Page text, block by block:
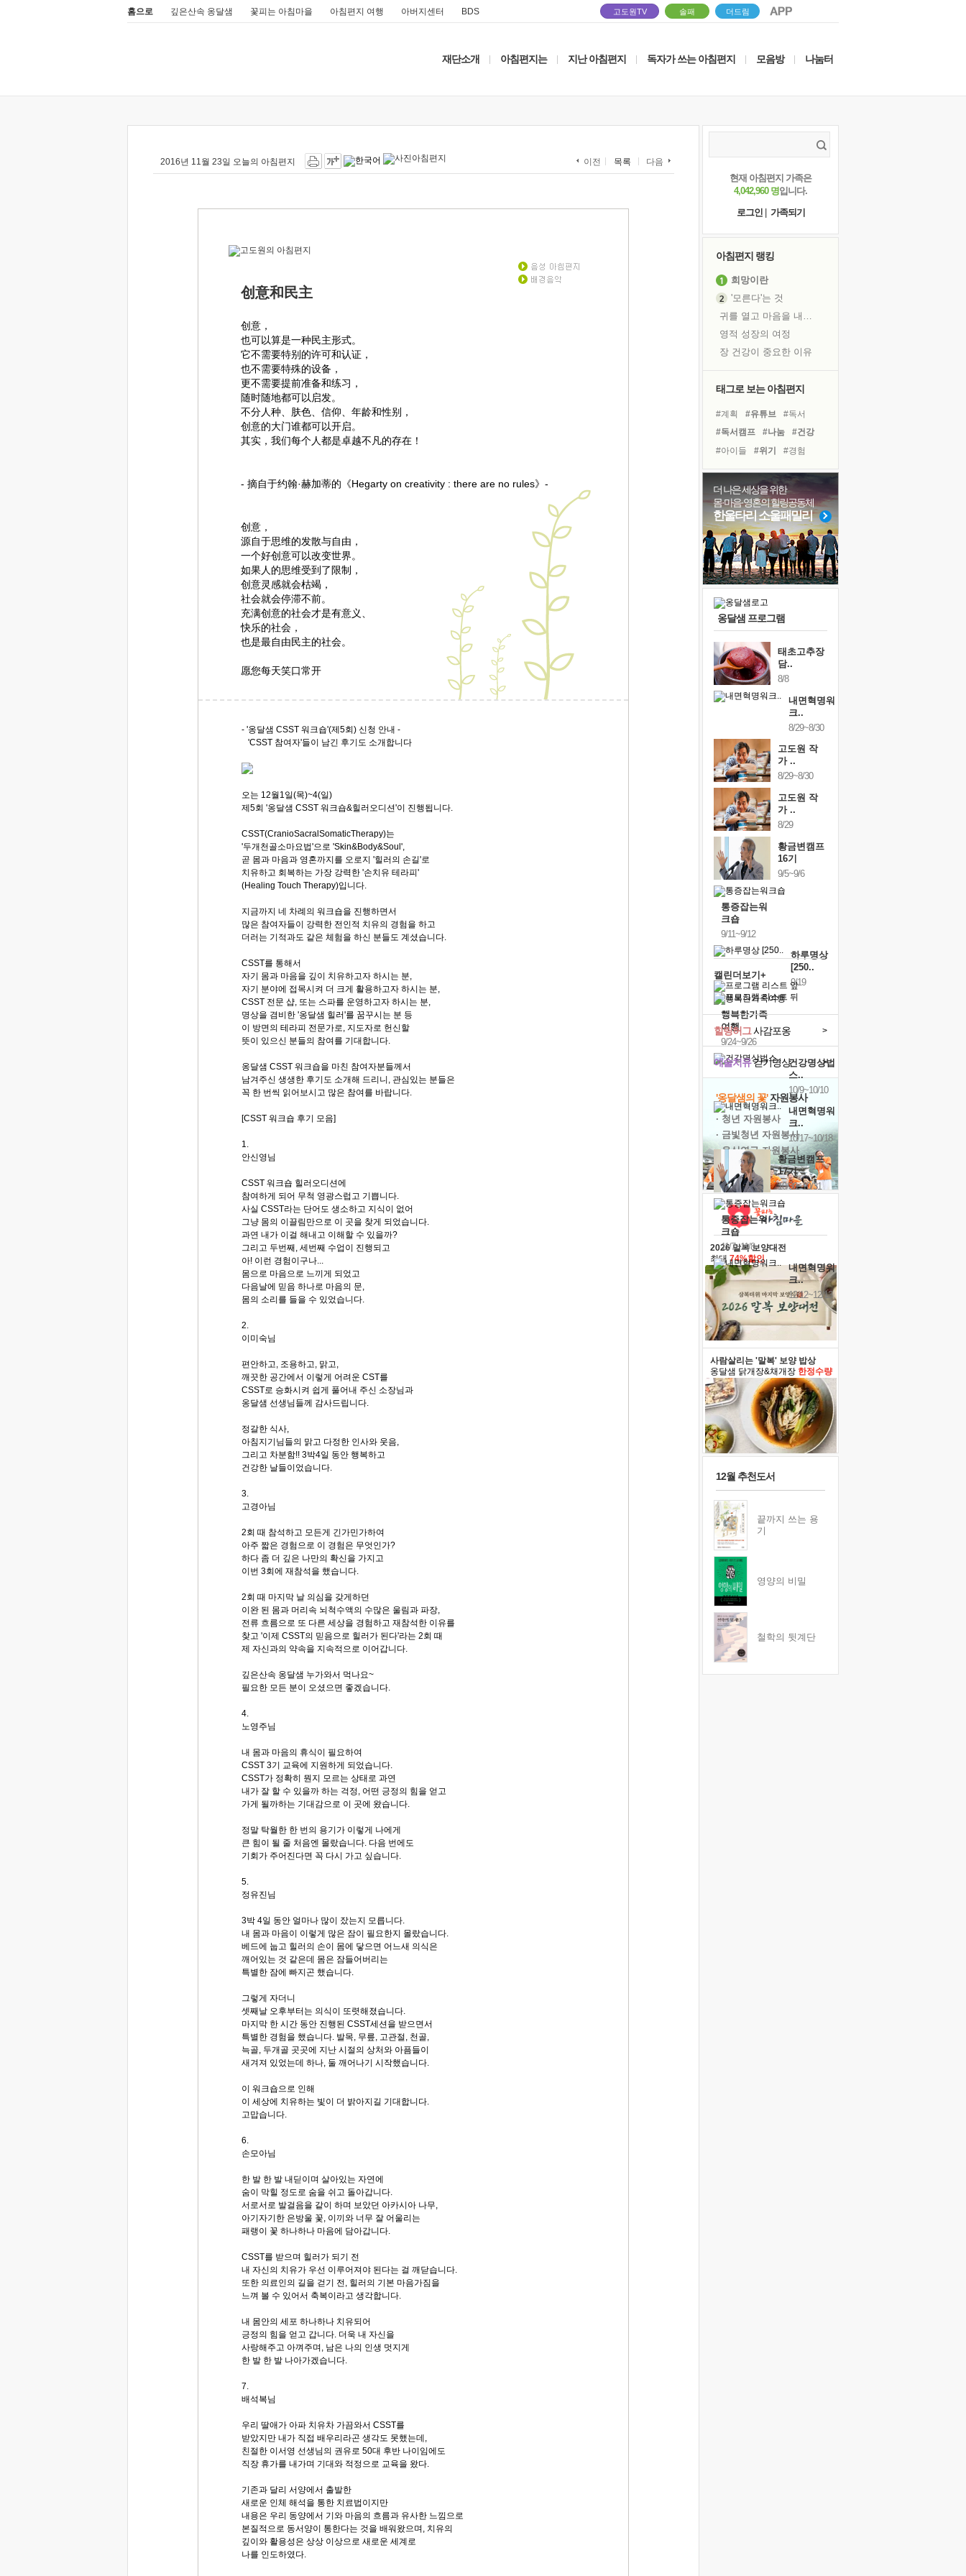
홈으로 깊은산속 옹달샘 꽃피는 아침마을 아침편지 여행 아버지센터 BDS 고도원TV 솔패 더드림
재단소개 아침편지는 지난 아침편지 독자가 쓰는 아침편지 모음방 나눔터
2016년 11월 23일 오늘의 아침편지 이전 목록 다음
创意和民主
创意，
也可以算是一种民主形式。
它不需要特别的许可和认证，
也不需要特殊的设备，
更不需要提前准备和练习，
随时随地都可以启发。
不分人种、肤色、信仰、年龄和性别，
创意的大门谁都可以开启。
其实，我们每个人都是卓越不凡的存在！
- 摘自于约翰·赫加蒂的《Hegarty on creativity : there are no rules》-
创意，
源自于思维的发散与自由，
一个好创意可以改变世界。
如果人的思维受到了限制，
创意灵感就会枯竭，
社会就会停滞不前。
充满创意的社会才是有意义、
快乐的社会，
也是最自由民主的社会。
愿您每天笑口常开
- '옹달샘 CSST 워크숍'(제5회) 신청 안내 -
'CSST 참여자'들이 남긴 후기도 소개합니다
오는 12월1일(목)~4(일)
제5회 '옹달샘 CSST 워크숍&힐러오디션'이 진행됩니다.
CSST(CranioSacralSomaticTherapy)는
'두개천골소마요법'으로 'Skin&Body&Soul',
곧 몸과 마음과 영혼까지를 오로지 '힐러의 손길'로
치유하고 회복하는 가장 강력한 '손치유 테라피'
(Healing Touch Therapy)입니다.
지금까지 네 차례의 워크숍을 진행하면서
많은 참여자들이 강력한 전인적 치유의 경험을 하고
더러는 기적과도 같은 체험을 하신 분들도 계셨습니다.
CSST를 통해서
자기 몸과 마음을 깊이 치유하고자 하시는 분,
자기 분야에 접목시켜 더 크게 활용하고자 하시는 분,
CSST 전문 샵, 또는 스파를 운영하고자 하시는 분,
명상을 겸비한 '옹달샘 힐러'를 꿈꾸시는 분 등
이 방면의 테라피 전문가로, 지도자로 헌신할
뜻이 있으신 분들의 참여를 기대합니다.
옹달샘 CSST 워크숍을 마친 참여자분들께서
남겨주신 생생한 후기도 소개해 드리니, 관심있는 분들은
꼭 한 번씩 읽어보시고 많은 참여를 바랍니다.
[CSST 워크숍 후기 모음]
1.
안신영님
CSST 워크숍 힐러오디션에
참여하게 되어 무척 영광스럽고 기쁩니다.
사실 CSST라는 단어도 생소하고 지식이 없어
그냥 몸의 이끌림만으로 이 곳을 찾게 되었습니다.
과연 내가 이걸 해내고 이해할 수 있을까?
그리고 두번째, 세번째 수업이 진행되고
아! 이런 경험이구나...
몸으로 마음으로 느끼게 되었고
다음날에 믿음 하나로 마음의 문,
몸의 소리를 들을 수 있었습니다.
2.
이미숙님
편안하고, 조용하고, 맑고,
깨끗한 공간에서 이렇게 어려운 CST를
CSST로 승화시켜 쉽게 풀어내 주신 소장님과
옹달샘 선생님들께 감사드립니다.
정갈한 식사,
아침지기님들의 맑고 다정한 인사와 웃음,
그리고 차분함!! 3박4일 동안 행복하고
건강한 날들이었습니다.
3.
고경아님
2회 때 참석하고 모든게 긴가민가하여
아주 짧은 경험으로 이 경험은 무엇인가?
하다 좀 더 깊은 나만의 확신을 가지고
이번 3회에 재참석을 했습니다.
2회 때 마지막 날 의심을 갖게하던
이완 된 몸과 머리속 뇌척수액의 수많은 울림과 파장,
전류 흐름으로 또 다른 세상을 경험하고 재참석한 이유를
찾고 '이제 CSST의 믿음으로 힐러가 된다'라는 2회 때
제 자신과의 약속을 지속적으로 이어갑니다.
깊은산속 옹달샘 누가와서 먹나요~
필요한 모든 분이 오셨으면 좋겠습니다.
4.
노영주님
내 몸과 마음의 휴식이 필요하여
CSST 3기 교육에 지원하게 되었습니다.
CSST가 정확히 뭔지 모르는 상태로 과연
내가 잘 할 수 있을까 하는 걱정, 어떤 긍정의 힘을 얻고
가게 될까하는 기대감으로 이 곳에 왔습니다.
정말 탁월한 한 번의 용기가 이렇게 나에게
큰 힘이 될 줄 처음엔 몰랐습니다. 다음 번에도
기회가 주어진다면 꼭 다시 가고 싶습니다.
5.
정유진님
3박 4일 동안 얼마나 많이 잤는지 모릅니다.
내 몸과 마음이 이렇게 많은 잠이 필요한지 몰랐습니다.
베드에 눕고 힐러의 손이 몸에 닿으면 어느새 의식은
깨어있는 것 같은데 몸은 잠들어버리는
특별한 잠에 빠지곤 했습니다.
그렇게 자더니
셋째날 오후부터는 의식이 또렷해졌습니다.
마지막 한 시간 동안 진행된 CSST세션을 받으면서
특별한 경험을 했습니다. 발목, 무릎, 고관절, 천골,
늑골, 두개골 곳곳에 지난 시절의 상처와 아픔들이
새겨져 있었는데 하나, 둘 깨어나기 시작했습니다.
이 워크숍으로 인해
이 세상에 치유하는 빛이 더 밝아지길 기대합니다.
고맙습니다.
6.
손모아님
한 발 한 발 내딛이며 살아있는 자연에
숨이 막힐 정도로 숨을 쉬고 돌아갑니다.
서로서로 발걸음을 같이 하며 보았던 아카시아 나무,
아기자기한 은방울 꽃, 이끼와 너무 잘 어울리는
패랭이 꽃 하나하나 마음에 담아갑니다.
CSST를 받으며 힐러가 되기 전
내 자신의 치유가 우선 이루어져야 된다는 걸 깨닫습니다.
또한 의료인의 길을 걷기 전, 힐러의 기본 마음가짐을
느껴 볼 수 있어서 축복이라고 생각합니다.
내 몸안의 세포 하나하나 치유되어
긍정의 힘을 얻고 갑니다. 더욱 내 자신을
사랑해주고 아껴주며, 남은 나의 인생 멋지게
한 발 한 발 나아가겠습니다.
7.
배석복님
우리 딸애가 아파 치유차 가끔와서 CSST를
받았지만 내가 직접 배우리라곤 생각도 못했는데,
친절한 이서영 선생님의 권유로 50대 후반 나이임에도
직장 휴가를 내가며 기대와 적정으로 교육을 왔다.
기존과 달리 서양에서 출발한
새로운 인체 해석을 통한 치료법이지만
내용은 우리 동양에서 기와 마음의 흐름과 유사한 느낌으로
본질적으로 동서양이 통한다는 것을 배워왔으며, 치유의
깊이와 활용성은 상상 이상으로 새로운 세계로
나를 인도하였다.
현재 아침편지 가족은
4,042,960 명입니다.
로그인
가족되기
아침편지 랭킹
희망이란
'모른다'는 것
귀를 열고 마음을 내어주고
영적 성장의 여정
장 건강이 중요한 이유
꿈이 실제가 되는 것
'말 타는 법'을 먼저
아픈 아버지를 위한 공간 설계
졸업식 사진을 보며
극심한 변비, 어깨결림, 수면 장애
보고 싶은 어머니
마음이 멈춰 버린 곳
못된 꼰대들
태그로 보는 아침편지
#계획 #유튜브
#독서
#독서캠프
#나눔
#건강
#아이들
#위기
#경험
#면역력
#링컨학교
#사람
#도움 #삶
#친구
#선택
#비전캠프
#리더
#명상
#극복 #힐링
더 나은 세상을 위한
몸·마음·영혼의 힐링공동체
한울타리 소울패밀리
옹달샘 프로그램
태초고추장
담..
8/8
내면혁명워
크..
8/29~8/30
고도원 작
가 ..
8/29~8/30
고도원 작
가 ..
8/29
황금변캠프
16기
9/5~9/6
통증잡는워
크숍
9/11~9/12
하루명상
[250..
9/19
행복한가족
여행
9/24~9/26
건강명상법
스..
10/9~10/10
내면혁명워
크..
10/17~10/18
황금변캠프
17기
10/30~10/31
통증잡는워
크숍
11/7~11/8
내면혁명워
크..
12/12~12/13
캘린더보기+
예술치유걷기명상 >
힐링허그사감포옹 >
'옹달샘의 꽃'자원봉사
· 청년 자원봉사
· 금빛청년 자원봉사
· 음식연구 자원봉사
2026 말복 보양대전
최대 74%할인
사람살리는 '말복' 보양 밥상
옹달샘 닭개장&채개장 한정수량
12월 추천도서
끝까지 쓰는 용
기
영양의 비밀
철학의 뒷계단